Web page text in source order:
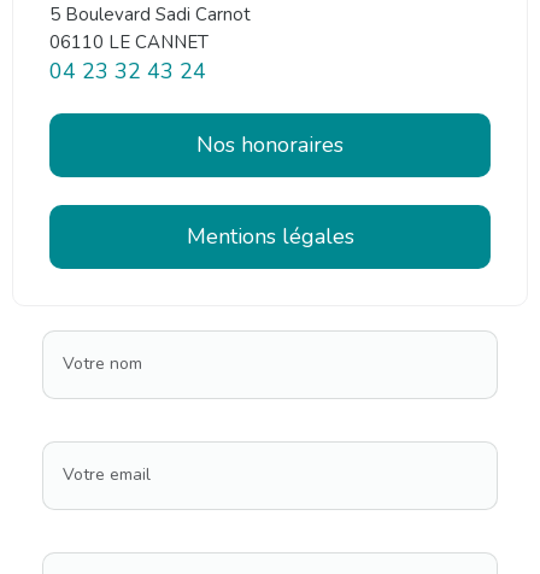
5 Boulevard Sadi Carnot
06110 LE CANNET
04 23 32 43 24
Nos honoraires
Mentions légales
Votre nom
Votre email